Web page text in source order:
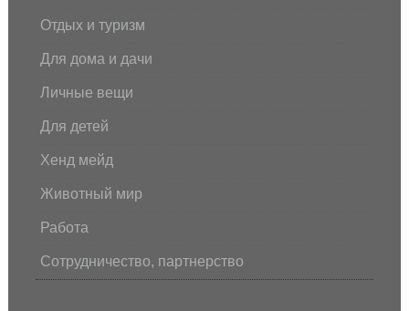
Отдых и туризм
Для дома и дачи
Личные вещи
Для детей
Хенд мейд
Животный мир
Работа
Сотрудничество, партнерство